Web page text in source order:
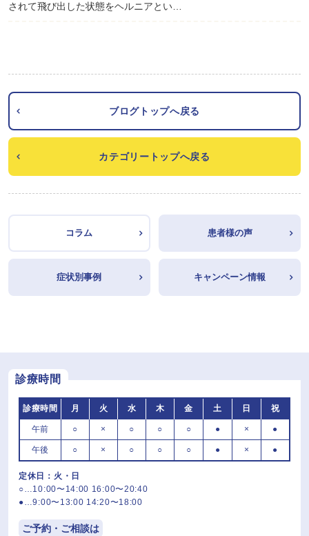
されて飛び出した状態をヘルニアとい…
ブログトップへ戻る
カテゴリートップへ戻る
コラム 患者様の声
症状別事例 キャンペーン情報
診療時間
診療時間 月 火 水 木 金 土 日 祝
午前 ○ × ○ ○ ○ ● × ●
午後 ○ × ○ ○ ○ ● × ●
定休日：火・日
○…10:00〜14:00 16:00〜20:40
●…9:00〜13:00 14:20〜18:00
ご予約・ご相談は